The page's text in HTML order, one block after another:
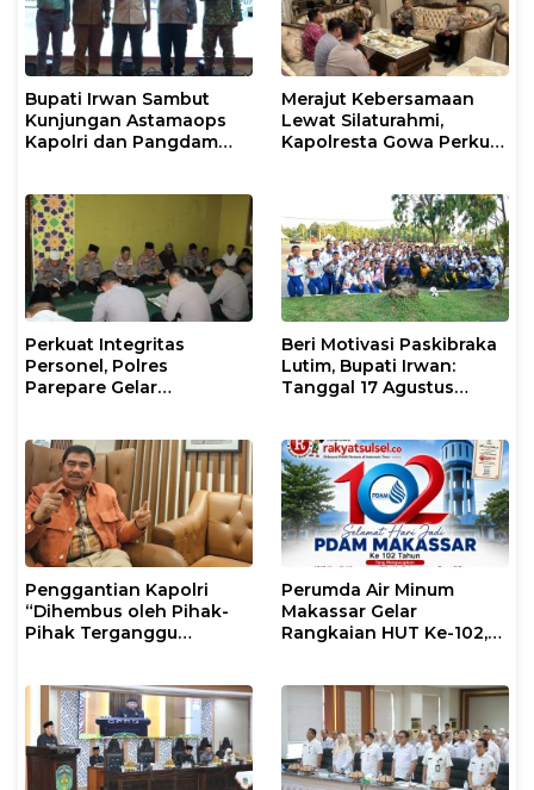
Bupati Irwan Sambut
Kunjungan Astamaops
Kapolri dan Pangdam
Merajut Kebersamaan
Lewat Silaturahmi,
Kapolresta Gowa Perkuat
Perkuat Integritas
Personel, Polres
Parepare Gelar
Beri Motivasi Paskibraka
Lutim, Bupati Irwan:
Tanggal 17 Agustus
Penggantian Kapolri
“Dihembus oleh Pihak-
Pihak Terganggu
Perumda Air Minum
Makassar Gelar
Rangkaian HUT Ke-102,